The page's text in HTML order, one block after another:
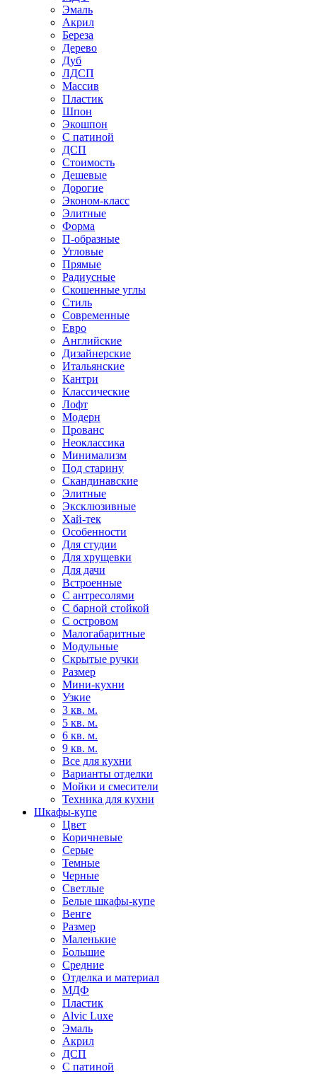
Эмаль
Акрил
Береза
Дерево
Дуб
ЛДСП
Массив
Пластик
Шпон
Экошпон
С патиной
ДСП
Стоимость
Дешевые
Дорогие
Эконом-класс
Элитные
Форма
П-образные
Угловые
Прямые
Радиусные
Скошенные углы
Стиль
Современные
Евро
Английские
Дизайнерские
Итальянские
Кантри
Классические
Лофт
Модерн
Прованс
Неоклассика
Минимализм
Под старину
Скандинавские
Элитные
Эксклюзивные
Хай-тек
Особенности
Для студии
Для хрущевки
Для дачи
Встроенные
С антресолями
С барной стойкой
С островом
Малогабаритные
Модульные
Скрытые ручки
Размер
Мини-кухни
Узкие
3 кв. м.
5 кв. м.
6 кв. м.
9 кв. м.
Все для кухни
Варианты отделки
Мойки и смесители
Техника для кухни
Шкафы-купе
Цвет
Коричневые
Серые
Темные
Черные
Светлые
Белые шкафы-купе
Венге
Размер
Маленькие
Большие
Средние
Отделка и материал
МДФ
Пластик
Alvic Luxe
Эмаль
Акрил
ДСП
С патиной